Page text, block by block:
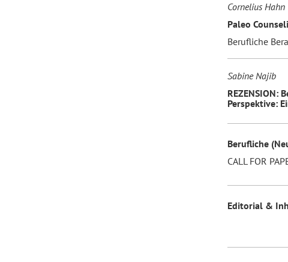
Cornelius Hahn
Paleo
Berufliche
Sabine Najib
REZENSION:
Perspektive:
Berufliche
CALL FOR
Editorial &